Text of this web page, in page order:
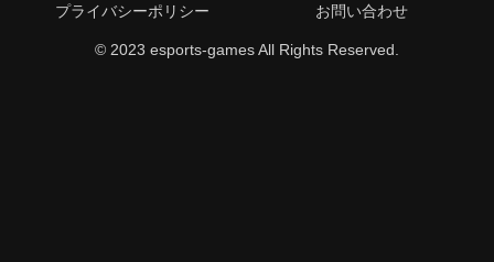
プライバシーポリシー
お問い合わせ
© 2023 esports-games All Rights Reserved.